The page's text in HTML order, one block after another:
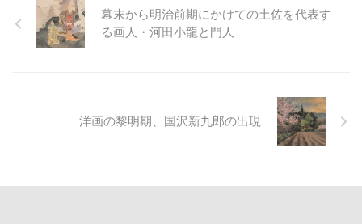
幕末から明治前期にかけての土佐を代表す
る画人・河田小龍と門人
洋画の黎明期、国沢新九郎の出現